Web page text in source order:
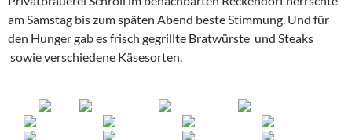
am Samstag bis zum späten Abend beste Stimmung. Und für
den Hunger gab es frisch gegrillte Bratwürste und Steaks
sowie verschiedene Käsesorten.